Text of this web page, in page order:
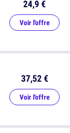
37,52 €
Voir l'offre
24,9 €
Voir l'offre